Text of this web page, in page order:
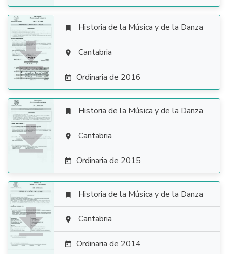

 Historia de la Música y de la Danza
 Cantabria
 Ordinaria de 2016

 Historia de la Música y de la Danza
 Cantabria
 Ordinaria de 2015

 Historia de la Música y de la Danza
 Cantabria
 Ordinaria de 2014